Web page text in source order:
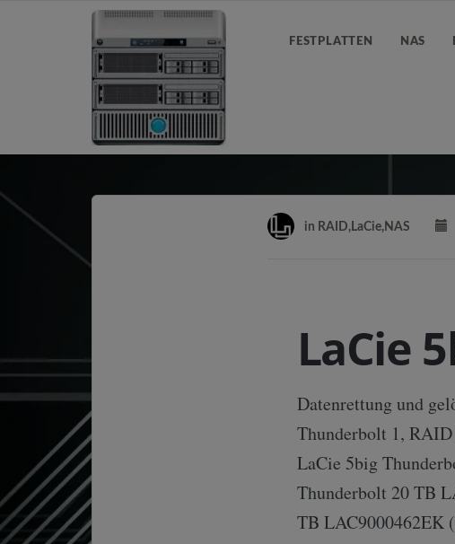
FESTPLATTEN NAS
in RAID,LaCie,NAS
LaCie
Datenrettung und
Thunderbolt 1,
LaCie 5big
Thunderbolt 20 TB
TB LAC9000462EK